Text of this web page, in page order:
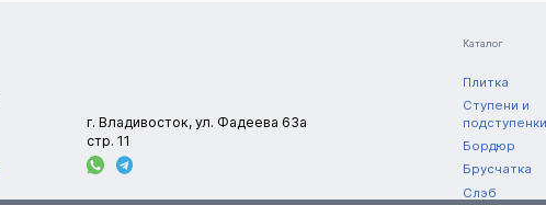
г. Владивосток, ул. Фадеева 63а
стр. 11
Каталог
Плитка
Ступени и
подступенки
Бордюр
Брусчатка
Слэб